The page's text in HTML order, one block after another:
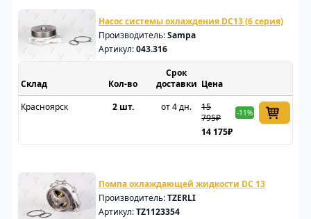
Насос системы охлаждения DC13 (6 серия)
Производитель:Sampa
Артикул:043.316
Склад
Срок
доставки Цена
Красноярск
2 шт. от 4 дн.
15
795₽
-11%
14 175₽
Помпа охлаждающей жидкости DC 13
Производитель:TZERLI
Артикул:TZ1123354